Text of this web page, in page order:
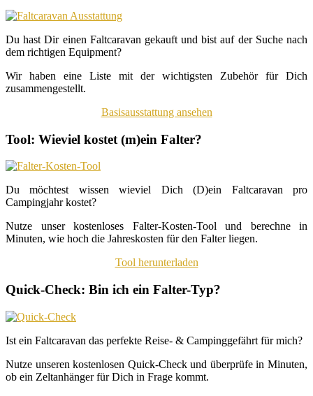
Du hast Dir einen Faltcaravan gekauft und bist auf der Suche nach
dem richtigen Equipment?
Wir haben eine Liste mit der wichtigsten Zubehör für Dich
zusammengestellt.
Basisausstattung ansehen
Tool: Wieviel kostet (m)ein Falter?
Du möchtest wissen wieviel Dich (D)ein Faltcaravan pro
Campingjahr kostet?
Nutze unser kostenloses Falter-Kosten-Tool und berechne in
Minuten, wie hoch die Jahreskosten für den Falter liegen.
Tool herunterladen
Quick-Check: Bin ich ein Falter-Typ?
Ist ein Faltcaravan das perfekte Reise- & Campinggefährt für mich?
Nutze unseren kostenlosen Quick-Check und überprüfe in Minuten,
ob ein Zeltanhänger für Dich in Frage kommt.